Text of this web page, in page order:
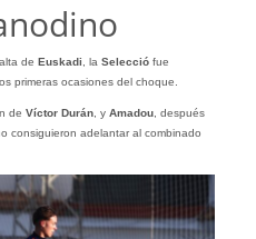
de Euskadi , la Selecciófue
primeras ocasiones del choque.
de Víctor Durán, y Amadou, después
consiguieron adelantar al combinado